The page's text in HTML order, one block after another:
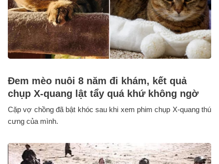
Đem mèo nuôi 8 năm đi khám, kết quả
chụp X-quang lật tẩy quá khứ không ngờ
Cặp vợ chồng đã bật khóc sau khi xem phim chụp X-quang thú
cưng của mình.